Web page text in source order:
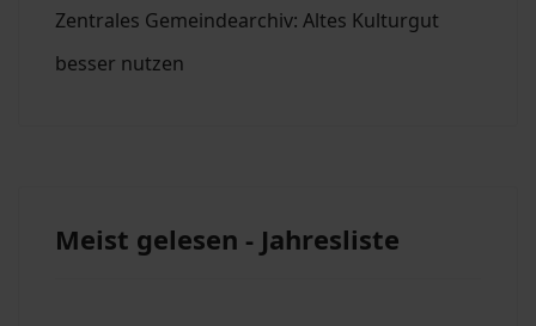
Zentrales Gemeindearchiv: Altes Kulturgut
besser nutzen
Meist gelesen - Jahresliste